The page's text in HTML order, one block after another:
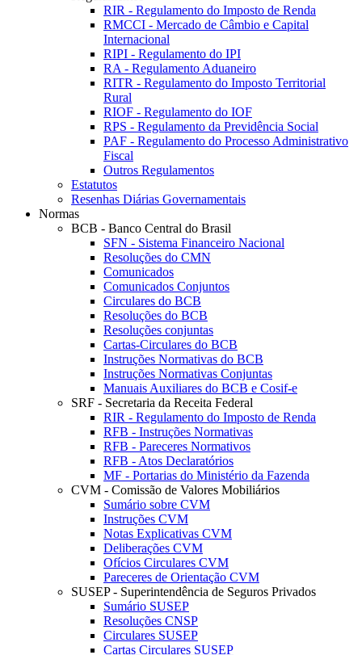
RIR - Regulamento do Imposto de Renda
RMCCI - Mercado de Câmbio e Capital
Internacional
RIPI - Regulamento do IPI
RA - Regulamento Aduaneiro
RITR - Regulamento do Imposto Territorial
Rural
RIOF - Regulamento do IOF
RPS - Regulamento da Previdência Social
PAF - Regulamento do Processo Administrativo
Fiscal
Outros Regulamentos
Estatutos
Resenhas Diárias Governamentais
Normas
BCB - Banco Central do Brasil
SFN - Sistema Financeiro Nacional
Resoluções do CMN
Comunicados
Comunicados Conjuntos
Circulares do BCB
Resoluções do BCB
Resoluções conjuntas
Cartas-Circulares do BCB
Instruções Normativas do BCB
Instruções Normativas Conjuntas
Manuais Auxiliares do BCB e Cosif-e
SRF - Secretaria da Receita Federal
RIR - Regulamento do Imposto de Renda
RFB - Instruções Normativas
RFB - Pareceres Normativos
RFB - Atos Declaratórios
MF - Portarias do Ministério da Fazenda
CVM - Comissão de Valores Mobiliários
Sumário sobre CVM
Instruções CVM
Notas Explicativas CVM
Deliberações CVM
Ofícios Circulares CVM
Pareceres de Orientação CVM
SUSEP - Superintendência de Seguros Privados
Sumário SUSEP
Resoluções CNSP
Circulares SUSEP
Cartas Circulares SUSEP